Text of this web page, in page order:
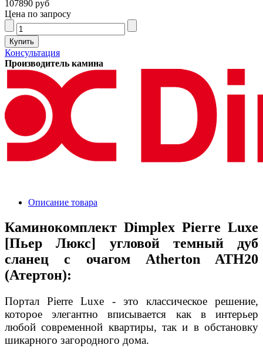
107890 руб
Цена по запросу
Консультация
Производитель камина
Описание товара
Каминокомплект Dimplex Pierre Luxe
[Пьер Люкс] угловой темный дуб
сланец с очагом Atherton ATH20
(Атертон):
Портал Pierre Luxe - это классическое решение,
которое элегантно вписывается как в интерьер
любой современной квартиры, так и в обстановку
шикарного загородного дома.